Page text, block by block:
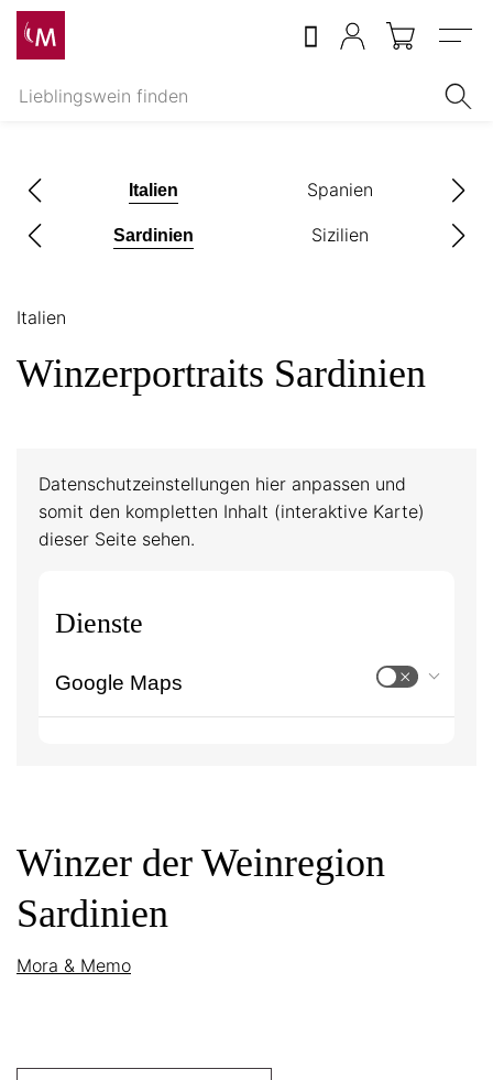
Menu
Italien Spanien
Sardinien Sizilien
Italien
Winzerportraits Sardinien
Datenschutzeinstellungen hier anpassen und
somit den kompletten Inhalt (interaktive Karte)
dieser Seite sehen.
Dienste
Google Maps
Winzer der Weinregion
Sardinien
Mora & Memo